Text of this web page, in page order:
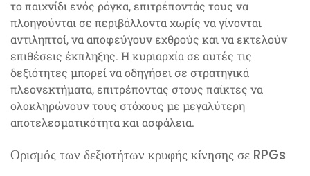
το παιχνίδι ενός ρόγκα, επιτρέποντάς τους να
πλοηγούνται σε περιβάλλοντα χωρίς να γίνονται
αντιληπτοί, να αποφεύγουν εχθρούς και να εκτελούν
επιθέσεις έκπληξης. Η κυριαρχία σε αυτές τις
δεξιότητες μπορεί να οδηγήσει σε στρατηγικά
πλεονεκτήματα, επιτρέποντας στους παίκτες να
ολοκληρώνουν τους στόχους με μεγαλύτερη
αποτελεσματικότητα και ασφάλεια.
Ορισμός των δεξιοτήτων κρυφής κίνησης σε RPGs